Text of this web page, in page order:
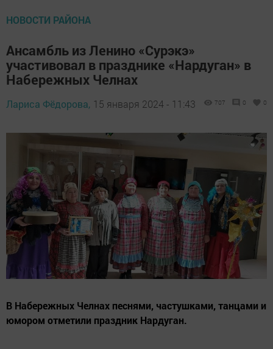
НОВОСТИ РАЙОНА
Ансамбль из Ленино «Сурэкэ»
участивовал в празднике «Нардуган» в
Набережных Челнах
Лариса Фёдорова, 15 января 2024 - 11:43 707 0 0
В Набережных Челнах песнями, частушками, танцами и
юмором отметили праздник Нардуган.